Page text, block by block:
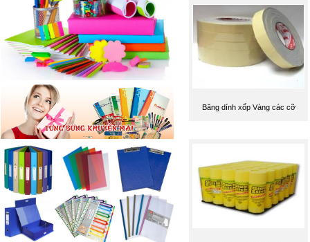
Băng dính xốp Vàng các cỡ